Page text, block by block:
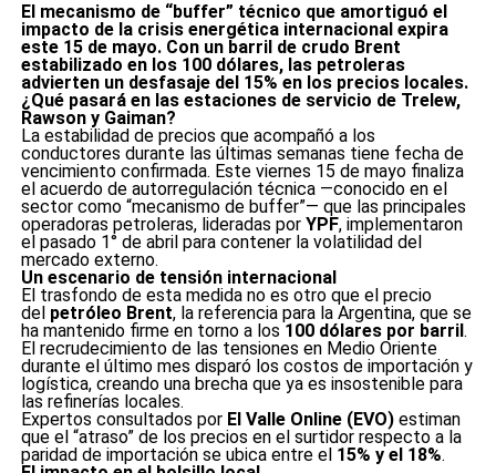
El mecanismo de “buffer” técnico que amortiguó el
impacto de la crisis energética internacional expira
este 15 de mayo. Con un barril de crudo Brent
estabilizado en los 100 dólares, las petroleras
advierten un desfasaje del 15% en los precios locales.
¿Qué pasará en las estaciones de servicio de Trelew,
Rawson y Gaiman?
La estabilidad de precios que acompañó a los
conductores durante las últimas semanas tiene fecha de
vencimiento confirmada. Este viernes 15 de mayo finaliza
el acuerdo de autorregulación técnica —conocido en el
sector como “mecanismo de buffer”— que las principales
operadoras petroleras, lideradas por YPF, implementaron
el pasado 1° de abril para contener la volatilidad del
mercado externo.
Un escenario de tensión internacional
El trasfondo de esta medida no es otro que el precio
del petróleo Brent, la referencia para la Argentina, que se
ha mantenido firme en torno a los 100 dólares por barril.
El recrudecimiento de las tensiones en Medio Oriente
durante el último mes disparó los costos de importación y
logística, creando una brecha que ya es insostenible para
las refinerías locales.
Expertos consultados por El Valle Online (EVO)estiman
que el “atraso” de los precios en el surtidor respecto a la
paridad de importación se ubica entre el 15% y el 18%.